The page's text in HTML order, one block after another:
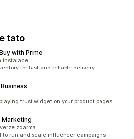
tato
with Prime
74
instalace
for fast and reliable delivery
5
trust widget on your product pages
Marketing
14 zdarma
to run and scale influencer campaigns